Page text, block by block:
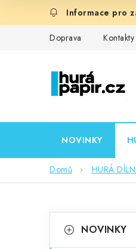
Doprava Kontakty
NOVINKY
Domů HURÁ
kategorie
a
NOVINKY